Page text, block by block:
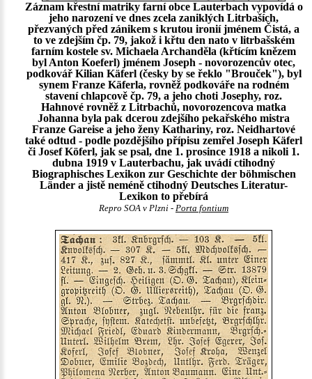
Záznam křestní matriky farní obce Lauterbach vypovídá o
jeho narození ve dnes zcela zaniklých Litrbaších,
přezvaných před zánikem s krutou ironií jménem Čistá, a
to ve zdejším čp. 79, jakož i křtu den nato v litrbašském
farním kostele sv. Michaela Archanděla (křtícím knězem
byl Anton Koeferl) jménem Joseph - novorozencův otec,
podkovář Kilian Käferl (česky by se řeklo "Brouček"), byl
synem Franze Käferla, rovněž podkováře na rodném
stavení chlapcově čp. 79, a jeho choti Josephy, roz.
Hahnové rovněž z Litrbachů, novorozencova matka
Johanna byla pak dcerou zdejšího pekařského mistra
Franze Gareise a jeho ženy Kathariny, roz. Neidhartové
také odtud - podle pozdějšího přípisu zemřel Joseph Käferl
či Josef Köferl, jak se psal, dne 1. prosince 1918 a nikoli 1.
dubna 1919 v Lauterbachu, jak uvádí ctihodný
Biographisches Lexikon zur Geschichte der böhmischen
Länder a jistě neméně ctihodný Deutsches Literatur-
Lexikon to přebírá
Repro SOA v Plzni - Porta fontium